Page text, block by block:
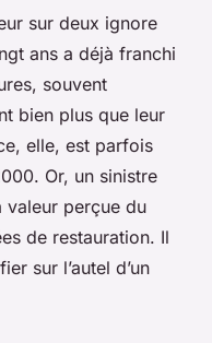
sur deux ignore
ans a déjà franchi
souvent
bien plus que leur
elle, est parfois
Or, un sinistre
valeur perçue du
de restauration. Il
sur l’autel d’un